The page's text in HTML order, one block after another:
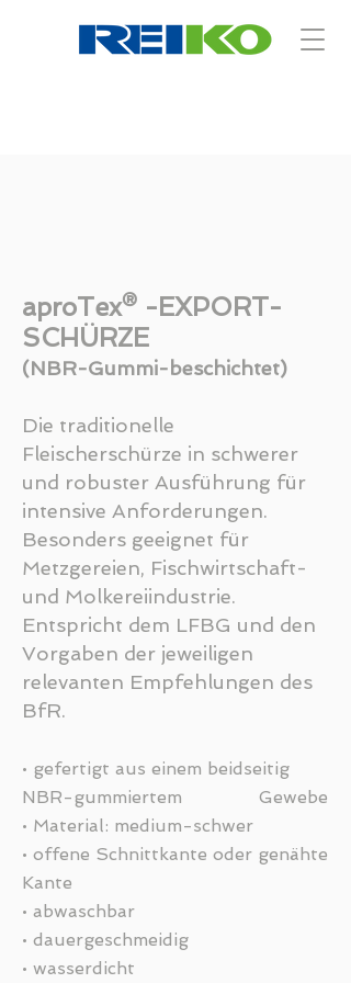
aproTex® -EXPORT-
SCHÜRZE
(NBR-Gummi-beschichtet)
Die traditionelle
Fleischerschürze in schwerer
und robuster Ausführung für
intensive Anforderungen.
Besonders geeignet für
Metzgereien, Fischwirtschaft-
und Molkereiindustrie.
Entspricht dem LFBG und den
Vorgaben der jeweiligen
relevanten Empfehlungen des
BfR.
• gefertigt aus einem beidseitig
NBR-gummiertem Gewebe
• Material: medium-schwer
• offene Schnittkante oder genähte
Kante
• abwaschbar
• dauergeschmeidig
• wasserdicht